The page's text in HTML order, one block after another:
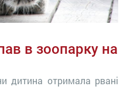
в зоопарку на
дитина отримала рвані